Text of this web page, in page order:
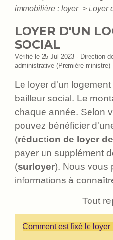
immobilière : loyer > Loyer
LOYER D'UN
SOCIAL
Vérifié le 25 Jul 2023 - Direction
administrative (Première ministre)
Le loyer d'un
bailleur social. Le
chaque année. Selon
pouvez bénéficier
(réduction de loyer
payer un supplément
(surloyer). Nous vous
informations à
Tout
Comment est fixé le loyer